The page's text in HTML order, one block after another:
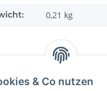
0,21 kg
& Co nutzen